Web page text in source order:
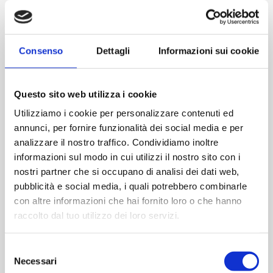
Consenso Dettagli Informazioni sui cookie
Questo sito web utilizza i cookie
Utilizziamo i cookie per personalizzare contenuti ed
annunci, per fornire funzionalità dei social media e per
analizzare il nostro traffico. Condividiamo inoltre
informazioni sul modo in cui utilizzi il nostro sito con i
nostri partner che si occupano di analisi dei dati web,
pubblicità e social media, i quali potrebbero combinarle
con altre informazioni che hai fornito loro o che hanno
raccolto dal tuo utilizzo dei loro servizi.
delNecessari
2 Stoßfänger auf der Scharnierseite
Mechanisches Schloss mit 5 Schließpunkten
Selbstblockierendes mechanisches Schloss mit
drei Schließpunkten
Selbstblockierendes mechanisches Schloss mit 5
Schließpunkten
Motorisiertes Schloss mit drei Schließpunkten
Panzerschloss